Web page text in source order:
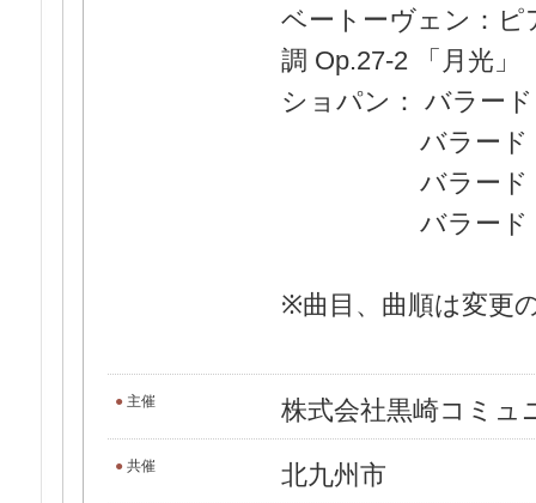
ベートーヴェン：ピ
調 Op.27-2 「月光」
ショパン： バラー
バラード 第2
バラード 第3
バラード 第4
※曲目、曲順は変更
● 主催 株式会社黒崎コミュ
● 共催 北九州市